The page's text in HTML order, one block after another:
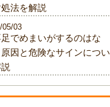
法を解説
でめまいがするのはな
因と危険なサインについ
05/03